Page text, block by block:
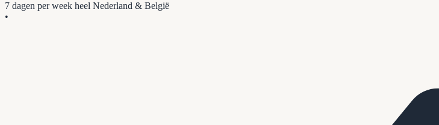
7 dagen per week heel Nederland & België
•